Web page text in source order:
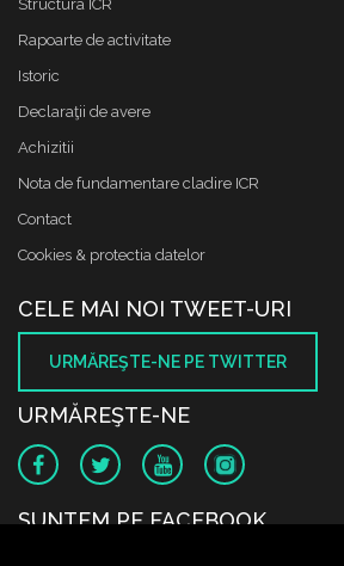
Structura ICR
Rapoarte de activitate
Istoric
Declaraţii de avere
Achizitii
Nota de fundamentare cladire ICR
Contact
Cookies & protectia datelor
CELE MAI NOI TWEET-URI
URMĂREŞTE-NE PE TWITTER
URMĂREŞTE-NE
SUNTEM PE FACEBOOK